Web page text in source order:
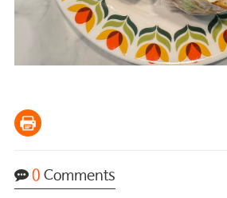
0 Comments